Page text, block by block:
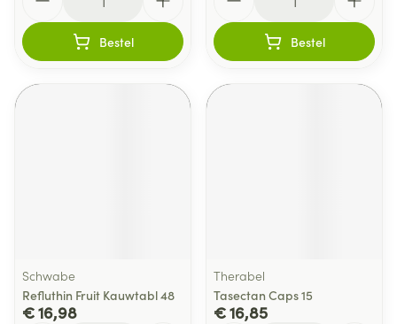
Bestel Bestel
Schwabe
Refluthin Fruit Kauwtabl 48
€ 16,98
Therabel
Tasectan Caps 15
€ 16,85